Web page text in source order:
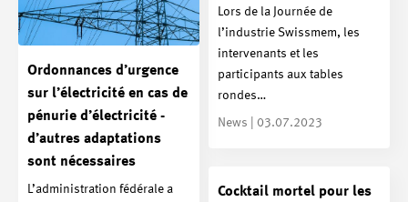
Lors de la Journée de
l’industrie Swissmem, les
intervenants et les
participants aux tables
rondes…
News | 03.07.2023
Ordonnances d’urgence
sur l’électricité en cas de
pénurie d’électricité -
d’autres adaptations
sont nécessaires
L’administration fédérale a
Cocktail mortel pour les